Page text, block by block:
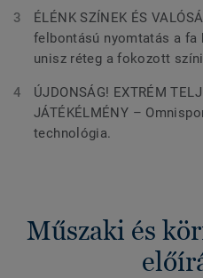
ÉLÉNK SZÍNEK ÉS
felbontású nyomtatás a
unisz réteg a fokozott
ÚJDONSÁG! EXTRÉM
JÁTÉKÉLMÉNY –
technológia.
Műszaki és